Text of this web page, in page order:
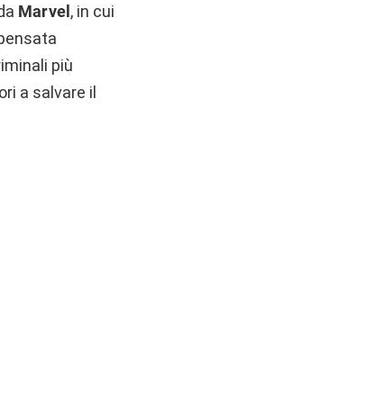
Marvel, in cui
più
a salvare il